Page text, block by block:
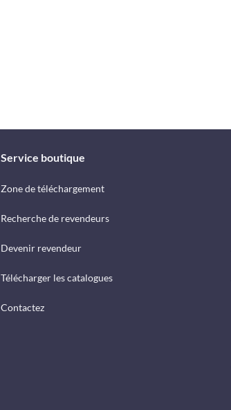
Service boutique
Zone de téléchargement
Recherche de revendeurs
Devenir revendeur
Télécharger les catalogues
Contactez